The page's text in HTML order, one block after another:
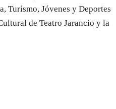
Turismo, Jóvenes y Deportes
de Teatro Jarancio y la